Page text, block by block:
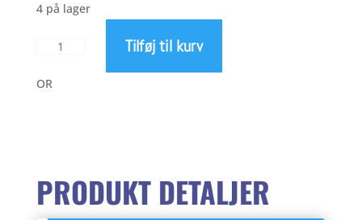
4 på lager
Tripeak
6704
Tilføj til kurv
OR
PRODUKT DETALJER